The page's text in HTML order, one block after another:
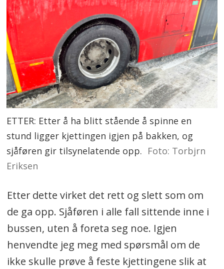
ETTER: Etter å ha blitt stående å spinne en
stund ligger kjettingen igjen på bakken, og
sjåføren gir tilsynelatende opp. Foto: Torbjrn
Eriksen
Etter dette virket det rett og slett som om
de ga opp. Sjåføren i alle fall sittende inne i
bussen, uten å foreta seg noe. Igjen
henvendte jeg meg med spørsmål om de
ikke skulle prøve å feste kjettingene slik at